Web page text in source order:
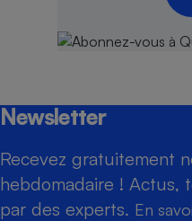
Newsletter
Recevez gratuitement
hebdomadaire ! Actus,
par des experts. En